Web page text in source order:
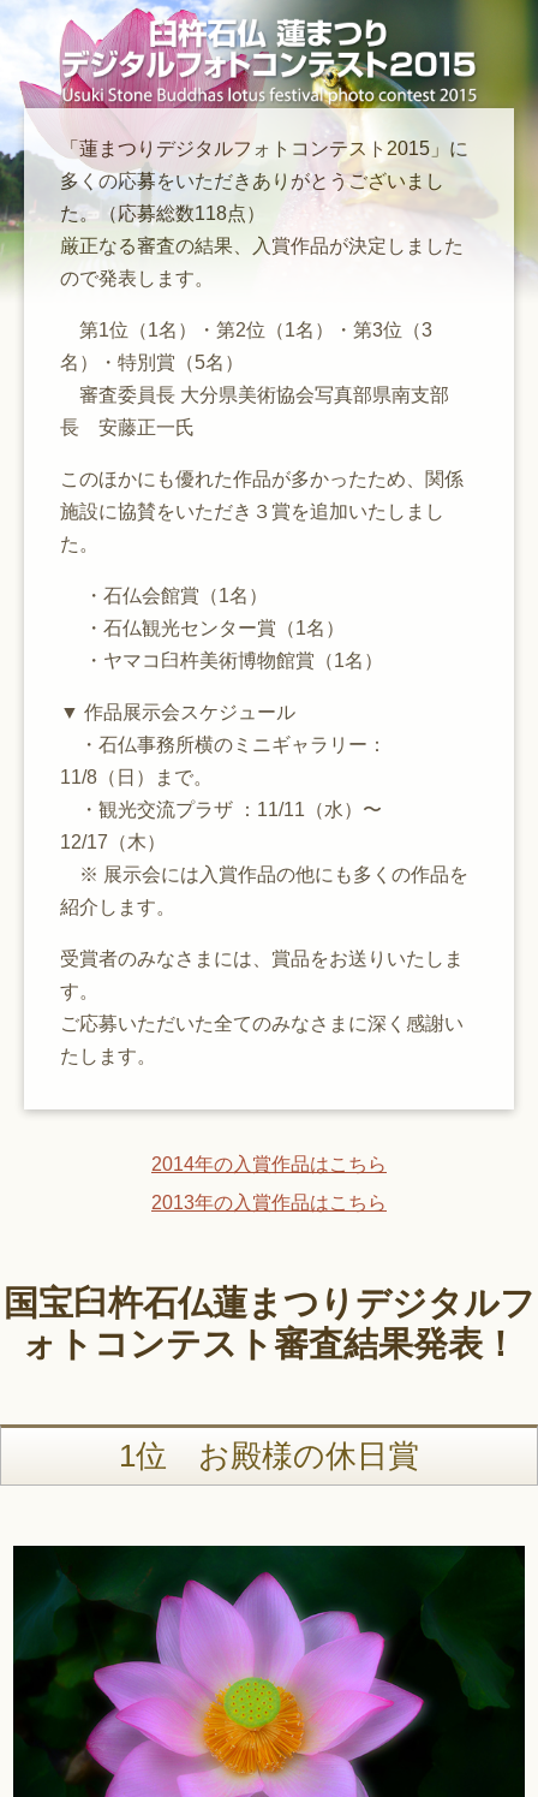
「蓮まつりデジタルフォトコンテスト2015」に
多くの応募をいただきありがとうございまし
た。（応募総数118点）
厳正なる審査の結果、入賞作品が決定しました
ので発表します。
第1位（1名）・第2位（1名）・第3位（3
名）・特別賞（5名）
審査委員長 大分県美術協会写真部県南支部
長 安藤正一氏
このほかにも優れた作品が多かったため、関係
施設に協賛をいただき３賞を追加いたしまし
た。
・石仏会館賞（1名）
・石仏観光センター賞（1名）
・ヤマコ臼杵美術博物館賞（1名）
▼ 作品展示会スケジュール
・石仏事務所横のミニギャラリー：
11/8（日）まで。
・観光交流プラザ ：11/11（水）〜
12/17（木）
※ 展示会には入賞作品の他にも多くの作品を
紹介します。
受賞者のみなさまには、賞品をお送りいたしま
す。
ご応募いただいた全てのみなさまに深く感謝い
たします。
2014年の入賞作品はこちら
2013年の入賞作品はこちら
国宝臼杵石仏蓮まつりデジタルフ
ォトコンテスト審査結果発表！
1位 お殿様の休日賞